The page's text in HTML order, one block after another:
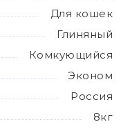
Для кошек
Глиняный
Комкующийся
Эконом
Россия
8кг